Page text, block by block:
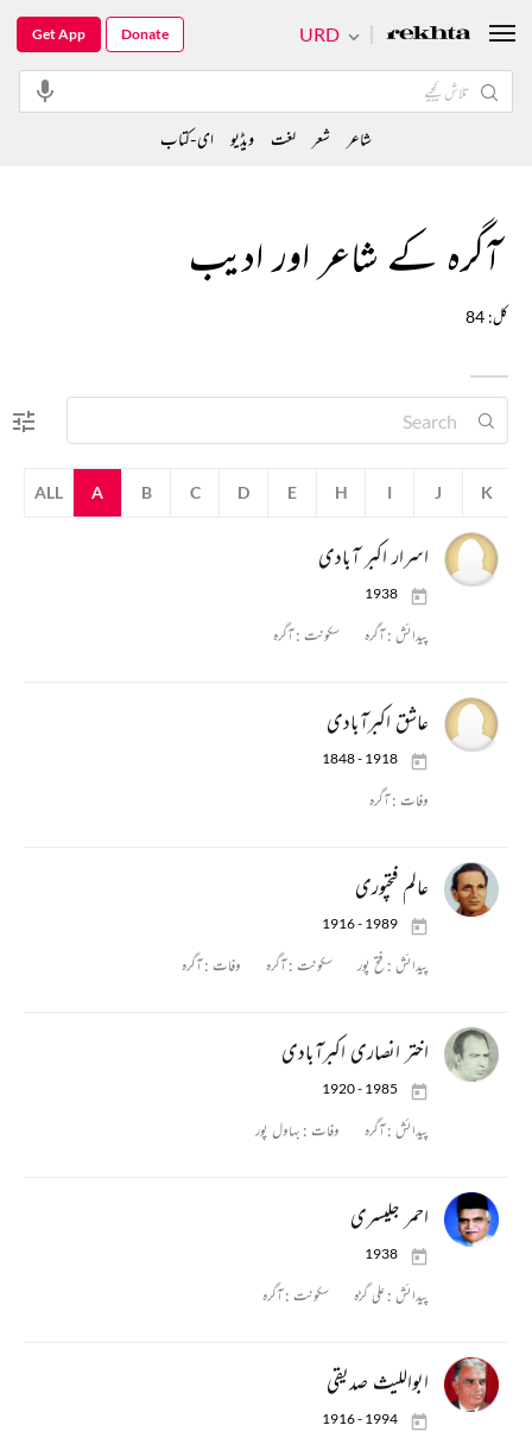
آگرہ کے شاعر اور ادیب
کل: 84
ALL A B C D E H I J K
اسرار اکبر آبادی
1938
پیدائش :آگرہ سکونت :آگرہ
عاشق اکبرآبادی
1848 - 1918
وفات :آگرہ
عالم فتحپوری
1916 - 1989
پیدائش : فتح پور سکونت :آگرہ وفات :آگرہ
اختر انصاری اکبرآبادی
1920 - 1985
پیدائش :آگرہ وفات : بہاول پور
احمر جلیسری
1938
پیدائش : علی گڑہ سکونت :آگرہ
ابواللیث صدیقی
1916 - 1994
URD
Get App Donate
شاعر شعر لغت ویڈیو ای-کتاب